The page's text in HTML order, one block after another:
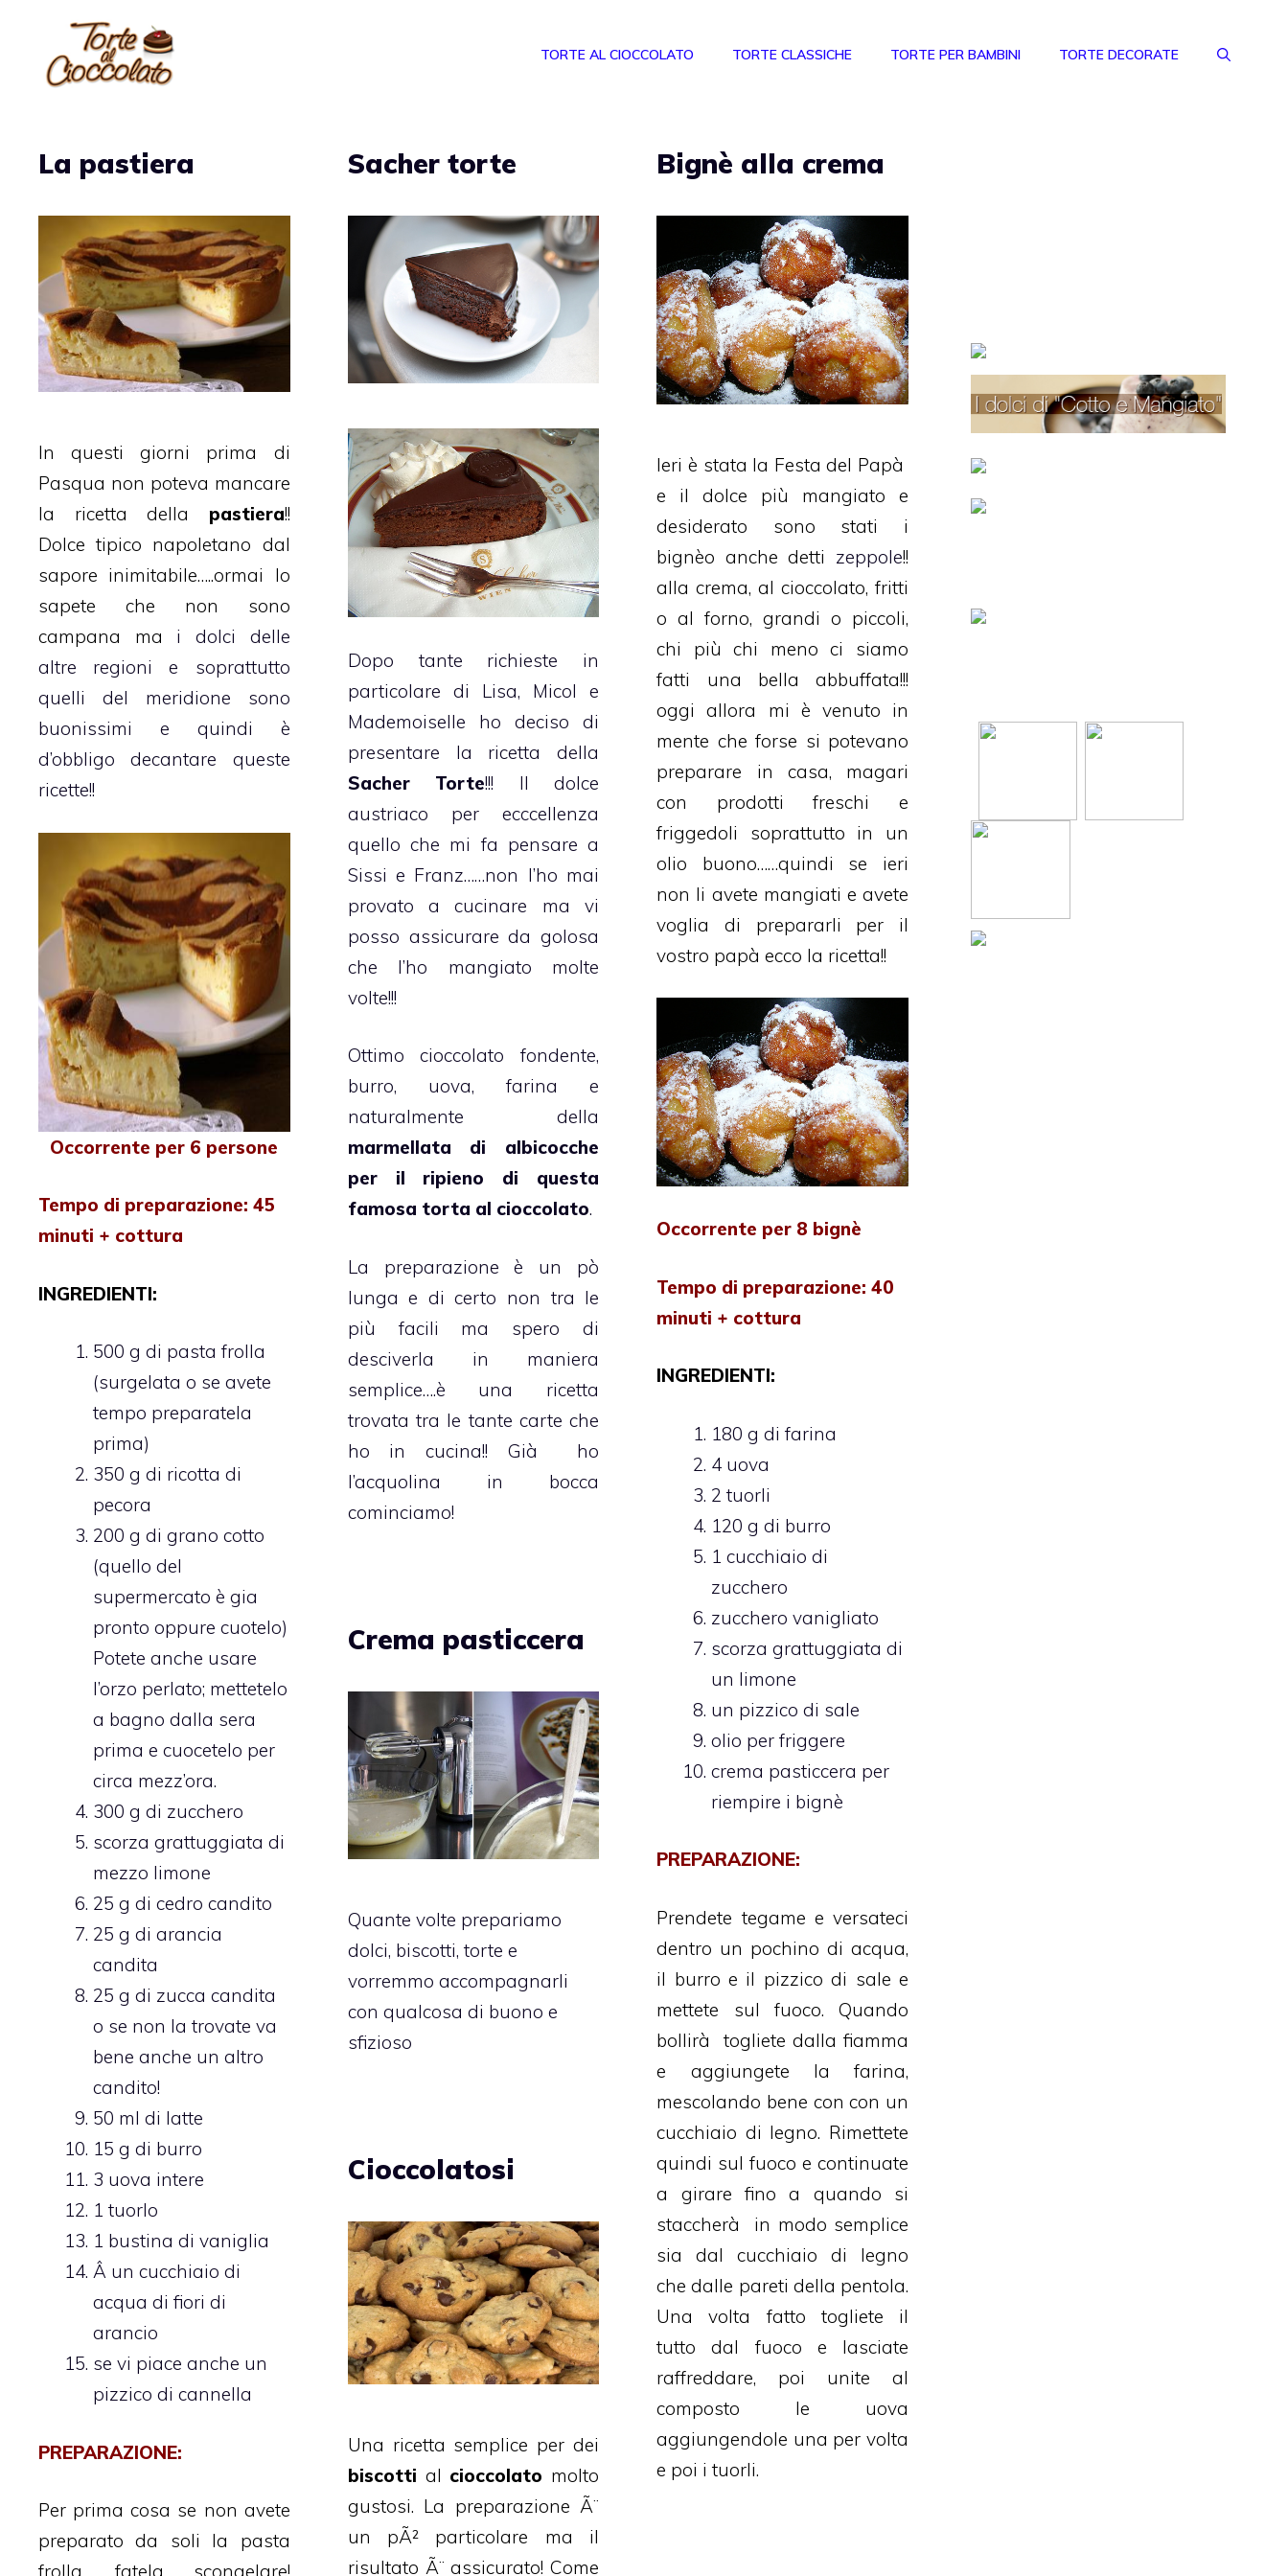
contenuto
TORTE AL CIOCCOLATO TORTE CLASSICHE TORTE PER BAMBINI TORTE DECORATE
La pastiera
In questi giorni prima di
Pasqua non poteva mancare
la ricetta della pastiera!!
Dolce tipico napoletano dal
sapore inimitabile…..ormai lo
sapete che non sono
campana ma i dolci delle
altre regioni e soprattutto
quelli del meridione sono
buonissimi e quindi è
d’obbligo decantare queste
ricette!!
Occorrente per 6 persone
Tempo di preparazione: 45
minuti + cottura
INGREDIENTI:
500 g di pasta frolla
(surgelata o se avete
tempo preparatela
prima)
350 g di ricotta di
pecora
200 g di grano cotto
(quello del
supermercato è gia
pronto oppure cuotelo)
Potete anche usare
l’orzo perlato; mettetelo
a bagno dalla sera
prima e cuocetelo per
circa mezz’ora.
300 g di zucchero
scorza grattuggiata di
mezzo limone
25 g di cedro candito
25 g di arancia
candita
25 g di zucca candita
o se non la trovate va
bene anche un altro
candito!
50 ml di latte
15 g di burro
3 uova intere
1 tuorlo
1 bustina di vaniglia
Â un cucchiaio di
acqua di fiori di
arancio
se vi piace anche un
pizzico di cannella
PREPARAZIONE:
Per prima cosa se non avete
preparato da soli la pasta
Sacher torte
Dopo tante richieste in
particolare di Lisa, Micol e
Mademoiselle ho deciso di
presentare la ricetta della
Sacher Torte!!! Il dolce
austriaco per ecccellenza
quello che mi fa pensare a
Sissi e Franz……non l’ho mai
provato a cucinare ma vi
posso assicurare da golosa
che l’ho mangiato molte
volte!!!
Ottimocioccolato fondente,
burro, uova, farina e
naturalmente della
marmellata di albicocche
per il ripieno di questa
famosa torta al cioccolato.
La preparazione è un pò
lunga e di certo non tra le
più facili ma spero di
desciverla in maniera
semplice….è una ricetta
trovata tra le tante carte che
ho in cucina!! Già ho
l’acquolina in bocca
cominciamo!
Bignè alla crema
Ieri è stata la Festa del Papà
e il dolce più mangiato e
desiderato sono stati i
bignèo anche detti zeppole!!
alla crema, al cioccolato, fritti
o al forno, grandi o piccoli,
chi più chi meno ci siamo
fatti una bella abbuffata!!!
oggi allora mi è venuto in
mente che forse si potevano
preparare in casa, magari
con prodotti freschi e
friggedoli soprattutto in un
olio buono……quindi se ieri
non li avete mangiati e avete
voglia di prepararli per il
vostro papà ecco la ricetta!!
Occorrente per 8 bignè
Tempo di preparazione: 40
minuti + cottura
INGREDIENTI:
180 g di farina
4 uova
2 tuorli
120 g di burro
1 cucchiaio di
zucchero
zucchero vanigliato
scorza grattuggiata di
un limone
un pizzico di sale
olio per friggere
crema pasticcera per
riempire i bignè
PREPARAZIONE:
Prendete tegame e versateci
dentro un pochino di acqua,
il burro e il pizzico di sale e
mettete sul fuoco. Quando
bollirà togliete dalla fiamma
e aggiungete la farina,
mescolando bene con con un
cucchiaio di legno. Rimettete
quindi sul fuoco e continuate
a girare fino a quando si
staccherà in modo semplice
sia dal cucchiaio di legno
che dalle pareti della pentola.
Una volta fatto togliete il
tutto dal fuoco e lasciate
raffreddare, poi unite al
composto le uova
aggiungendole una per volta
e poi i tuorli.
Crema pasticcera
Quante volte prepariamo
dolci, biscotti, torte e
vorremmo accompagnarli
con qualcosa di buono e
sfizioso
Cioccolatosi
Una ricetta semplice per dei
biscotti al cioccolato molto
gustosi. La preparazione Ã¨
un pÃ² particolare ma il
risultato Ã¨ assicurato! Come